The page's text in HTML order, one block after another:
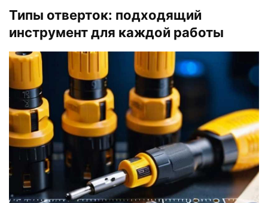
Типы отверток: подходящий
инструмент для каждой работы